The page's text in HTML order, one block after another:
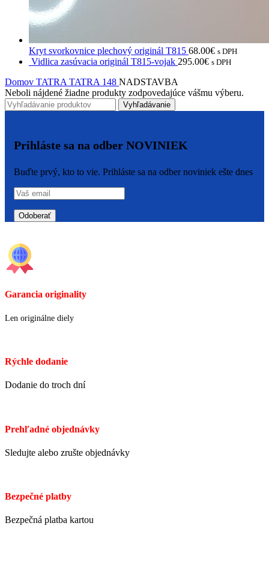
Kryt svorkovnice plechový originál T815 68.00€ s DPH
Vidlica zasúvacia originál T815-vojak 295.00€ s DPH
Domov TATRA TATRA 148 NADSTAVBA
Neboli nájdené žiadne produkty zodpovedajúce vášmu výberu.
Vyhľadávanie
Prihláste sa na odber NOVINIEK
Buďte prvý, kto to vie. Prihláste sa na odber noviniek ešte dnes
Garancia originality
Len originálne diely
Rýchle dodanie
Dodanie do troch dní
Prehľadné objednávky
Sledujte alebo zrušte objednávky
Bezpečné platby
Bezpečná platba kartou